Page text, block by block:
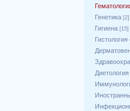
Генетика [2]
Гигиена [15]